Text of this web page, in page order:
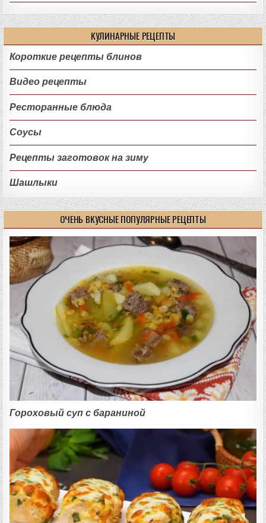
КУЛИНАРНЫЕ РЕЦЕПТЫ
Короткие рецепты блинов
Видео рецепты
Ресторанные блюда
Соусы
Рецепты заготовок на зиму
Шашлыки
ОЧЕНЬ ВКУСНЫЕ ПОПУЛЯРНЫЕ РЕЦЕПТЫ
Гороховый суп с бараниной